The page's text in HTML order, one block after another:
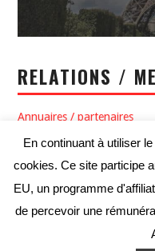
RELATIONS /
Annuaires / partenaires
Politique de
Conditions générales de
En continuant à utiliser
cookies. Ce site participe
EU, un programme
de percevoir une